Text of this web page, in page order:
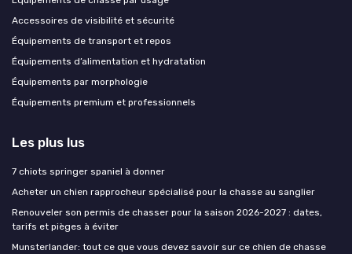
Accessoires de visibilité et sécurité
Équipements de transport et repos
Équipements d’alimentation et hydratation
Équipements par morphologie
Équipements premium et professionnels
Les plus lus
7 chiots springer spaniel à donner
Acheter un chien rapprocheur spécialisé pour la chasse au sanglier
Renouveler son permis de chasser pour la saison 2026-2027 : dates,
tarifs et pièges à éviter
Munsterlander: tout ce que vous devez savoir sur ce chien de chasse